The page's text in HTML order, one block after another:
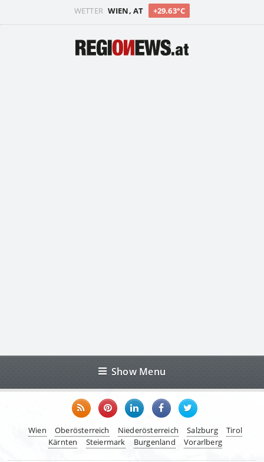
WETTER WIEN, AT +29.63°C
Show Menu
Wien Oberösterreich Niederösterreich Salzburg
Tirol
Kärnten
Steiermark Burgenland Vorarlberg